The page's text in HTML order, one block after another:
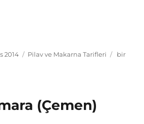
2014 Kategoriler
Pilav ve Makarna Tarifleri
Ciğerli
bir
(Çemen)